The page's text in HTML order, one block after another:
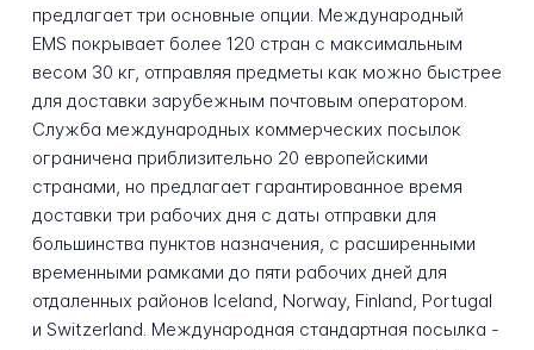
предлагает три основные опции. Международный
EMS покрывает более 120 стран с максимальным
весом 30 кг, отправляя предметы как можно быстрее
для доставки зарубежным почтовым оператором.
Служба международных коммерческих посылок
ограничена приблизительно 20 европейскими
странами, но предлагает гарантированное время
доставки три рабочих дня с даты отправки для
большинства пунктов назначения, с расширенными
временными рамками до пяти рабочих дней для
отдаленных районов Iceland, Norway, Finland, Portugal
и Switzerland. Международная стандартная посылка -